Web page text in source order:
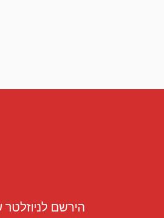
הירשם לניוזלטר